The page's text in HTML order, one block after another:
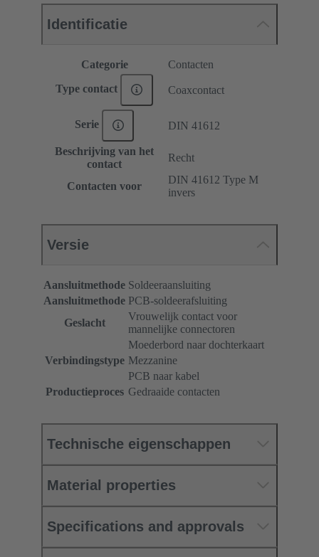
Identificatie
Categorie Contacten
Type contact Coaxcontact
Serie DIN 41612
Beschrijving van het
contact
Recht
Contacten voor
DIN 41612 Type M
invers
Versie
Aansluitmethode Soldeeraansluiting
Aansluitmethode PCB-soldeerafsluiting
Geslacht
Vrouwelijk contact voor
mannelijke connectoren
Verbindingstype
Moederbord naar dochterkaart
Mezzanine
PCB naar kabel
Productieproces Gedraaide contacten
Technische eigenschappen
Material properties
Specifications and approvals